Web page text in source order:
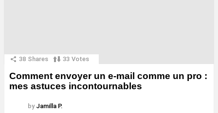
38 Shares 33 Votes
Comment envoyer un e-mail comme un pro :
mes astuces incontournables
by Jamilla P.